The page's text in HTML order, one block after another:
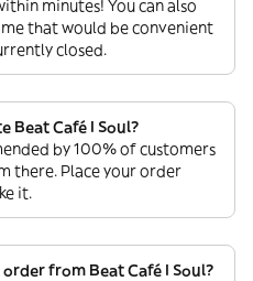
minutes! You can also
that would be convenient
closed.
Beat Café I Soul?
by 100% of customers
there. Place your order
it.
from Beat Café I Soul?